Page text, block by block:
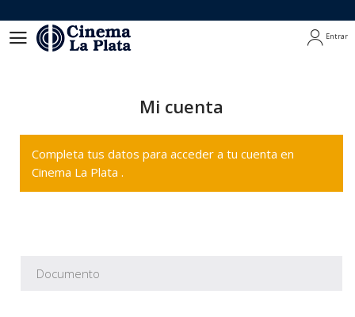
Entrar
Mi cuenta
Completa tus datos para acceder a tu cuenta en
Cinema La Plata .